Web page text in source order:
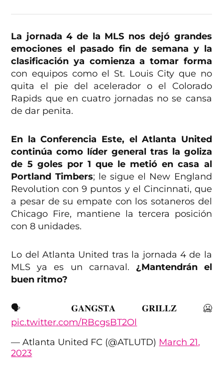
La jornada 4 de la MLS nos dejó grandes
emociones el pasado fin de semana y la
clasificación ya comienza a tomar forma
con equipos como el St. Louis City que no
quita el pie del acelerador o el Colorado
Rapids que en cuatro jornadas no se cansa
de dar penita.
En la Conferencia Este, el Atlanta United
continúa como líder general tras la goliza
de 5 goles por 1 que le metió en casa al
Portland Timbers; le sigue el New England
Revolution con 9 puntos y el Cincinnati, que
a pesar de su empate con los sotaneros del
Chicago Fire, mantiene la tercera posición
con 8 unidades.
Lo del Atlanta United tras la jornada 4 de la
MLS ya es un carnaval. ¿Mantendrán el
buen ritmo?
🗣️ 𝐆𝐀𝐍𝐆𝐒𝐓𝐀 𝐆𝐑𝐈𝐋𝐋𝐙 🥶
pic.twitter.com/RBcgsBT2Ol
— Atlanta United FC (@ATLUTD) March 21,
2023